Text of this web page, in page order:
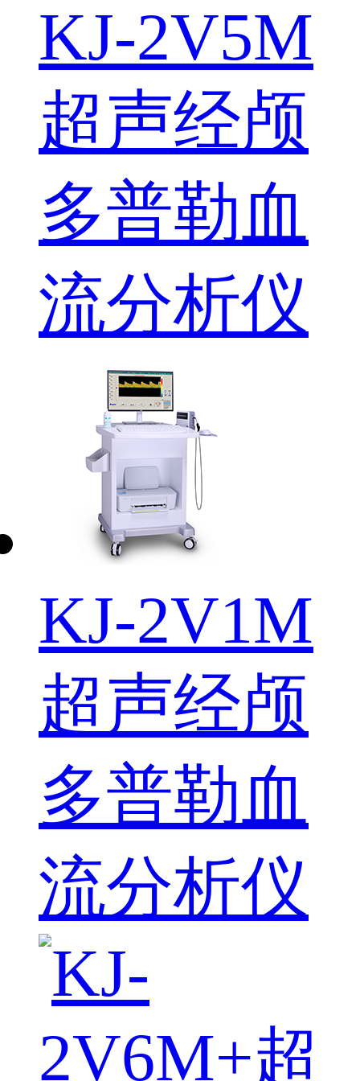
KJ-2V5M
超声经颅
多普勒血
流分析仪
KJ-2V1M
超声经颅
多普勒血
流分析仪